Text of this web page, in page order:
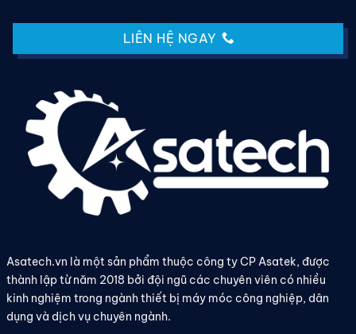
LIÊN HỆ NGAY
Asatech.vn là một sản phẩm thuộc công ty CP Asatek, được
thành lập từ năm 2018 bởi đội ngũ các chuyên viên có nhiều
kinh nghiệm trong ngành thiết bị máy móc công nghiệp, dân
dụng và dịch vụ chuyên ngành.